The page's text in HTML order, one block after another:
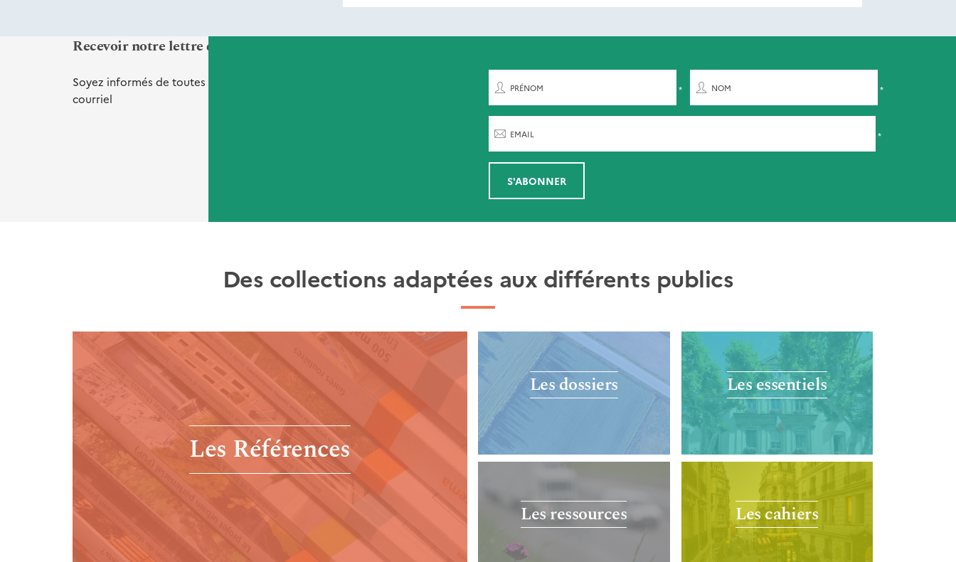
Recevoir notre lettre d'informations Vient de paraître
Soyez informés de toutes nos
courriel
PRÉNOM NOM
EMAIL
S'ABONNER
Des collections adaptées aux différents publics
Les Références
Les dossiers Les essentiels
Les ressources Les cahiers